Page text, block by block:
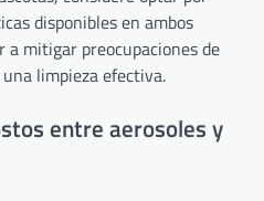
disponibles en ambos
a mitigar preocupaciones de
limpieza efectiva.
entre aerosoles y